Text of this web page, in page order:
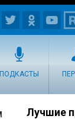
ПОДКАСТЫ
Лучшие